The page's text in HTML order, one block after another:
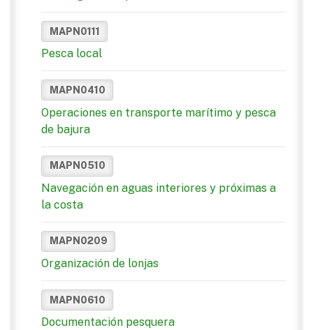
MAPN0111
Pesca local
MAPN0410
Operaciones en transporte marítimo y pesca
de bajura
MAPN0510
Navegación en aguas interiores y próximas a
la costa
MAPN0209
Organización de lonjas
MAPN0610
Documentación pesquera